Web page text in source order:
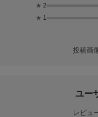
★ 2
★ 1
投稿画
ユー
レビュ